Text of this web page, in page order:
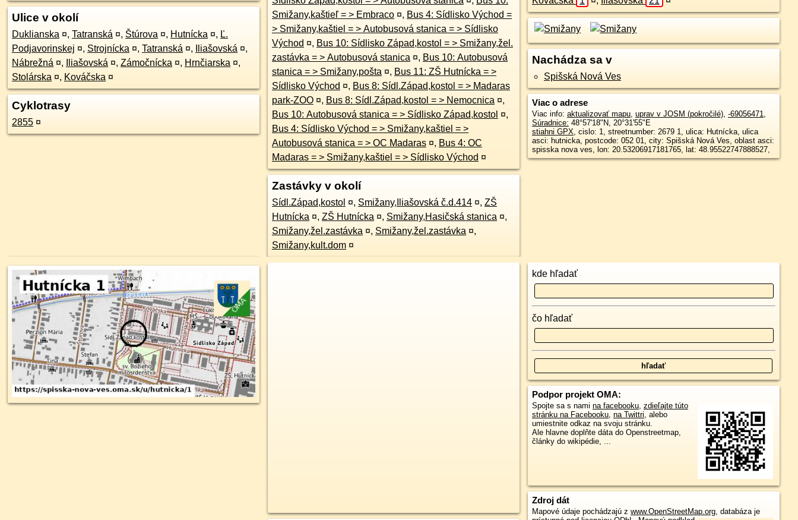
Ulice v okolí
Duklianska ¤, Tatranská ¤, Štúrova ¤, Hutnícka ¤, Ľ.
Podjavorinskej ¤, Strojnícka ¤, Tatranská ¤, Iliašovská ¤,
Nábrežná ¤, Iliašovská ¤, Zámočnícka ¤, Hrnčiarska ¤,
Stolárska ¤, Kováčska ¤
Cyklotrasy
2855 ¤
Smižany,kaštieľ = > Embraco ¤, Bus 4: Sídlisko Východ =
> Smižany,kaštiel = > Autobusová stanica = > Sídlisko
Východ ¤, Bus 10: Sídlisko Západ,kostol = > Smižany,žel.
zastávka = > Autobusová stanica ¤, Bus 10: Autobusová
stanica = > Smižany,pošta ¤, Bus 11: ZŠ Hutnícka = >
Sídlisko Východ ¤, Bus 8: Sídl.Západ,kostol = > Madaras
park-ZOO ¤, Bus 8: Sídl.Západ,kostol = > Nemocnica ¤,
Bus 10: Autobusová stanica = > Sídlisko Západ,kostol ¤,
Bus 4: Sídlisko Východ = > Smižany,kaštiel = >
Autobusová stanica = > OC Madaras ¤, Bus 4: OC
Madaras = > Smižany,kaštiel = > Sídlisko Východ ¤
Zastávky v okolí
Sídl.Západ,kostol ¤, Smižany,Iliašovská č.d.414 ¤, ZŠ
Hutnícka ¤, ZŠ Hutnícka ¤, Smižany,Hasičská stanica ¤,
Smižany,žel.zastávka ¤, Smižany,žel.zastávka ¤,
Smižany,kult.dom ¤
Nachádza sa v
Spišská Nová Ves
Viac o adrese
Viac info: aktualizovať mapu, uprav v JOSM (pokročilé), -69056471,
Súradnice: 48°57'18"N, 20°31'55"E
stiahni GPX, cislo: 1, streetnumber: 2679 1, ulica: Hutnícka, ulica
asci: hutnicka, postcode: 052 01, city: Spišská Nová Ves, oblast asci:
spisska nova ves, lon: 20.53206917181765, lat: 48.95522747888527,
kde hľadať
čo hľadať
Podpor projekt OMA:
Spojte sa s nami na facebooku, zdieľajte túto
stránku na Facebooku, na Twittri, alebo
umiestnite odkaz na svoju stránku.
Ale hlavne doplňte dáta do Openstreetmap,
články do wikipédie, ...
Zdroj dát
Mapové údaje pochádzajú z www.OpenStreetMap.org, databáza je